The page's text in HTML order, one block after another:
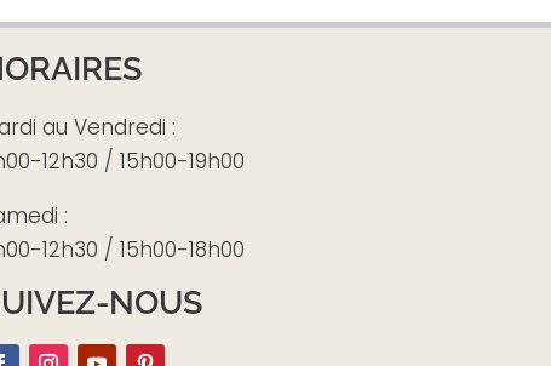
au Vendredi :
12h30 / 15h00-19h00
:
12h30 / 15h00-18h00
NOUS